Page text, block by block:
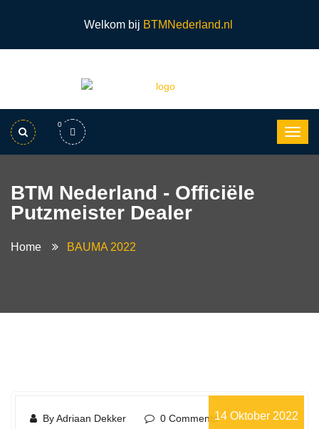
Welkom bij BTMNederland.nl
0
BTM Nederland - Officiële
Putzmeister Dealer
Home BAUMA 2022
14 Oktober 2022
By Adriaan Dekker 0 Comments